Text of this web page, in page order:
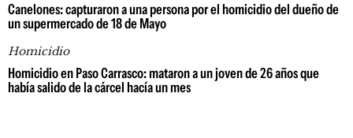
Canelones: capturaron a una persona por el homicidio del dueño de
un supermercado de 18 de Mayo
Homicidio
Homicidio en Paso Carrasco: mataron a un joven de 26 años que
había salido de la cárcel hacía un mes